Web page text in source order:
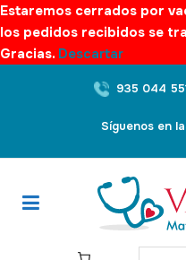
Estaremos cerrados por
los pedidos recibidos se
Gracias. Descartar
935 044
Síguenos en
S